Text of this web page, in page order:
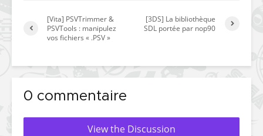
[Vita] PSVTrimmer &
PSVTools : manipulez
vos fichiers « .PSV »
[3DS] La bibliothèque
SDL portée par nop90
0 commentaire
View the Discussion